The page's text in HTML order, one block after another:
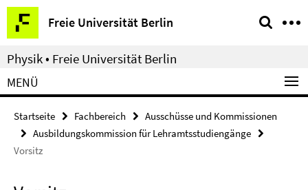
Springe
direkt
zu
Inhalt
Freie Universität Berlin
Service-
Navigation
Physik • Freie Universität Berlin
MENÜ
Startseite Fachbereich
Ausschüsse und Kommissionen
Ausbildungskommission für Lehramtsstudiengänge
Vorsitz